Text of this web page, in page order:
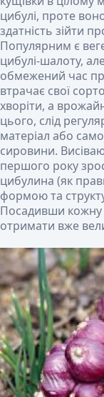
цибулі, проте
здатність зійти
Популярним є
цибулі-шалоту,
обмежений час
втрачає свої
хворіти, а
цього, слід
матеріал або
сировини.
першого року
цибулина (як
формою та
Посадивши кожну
отримати вже